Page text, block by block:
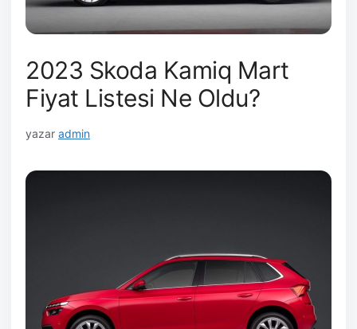
2023 Skoda Kamiq Mart
Fiyat Listesi Ne Oldu?
yazar admin